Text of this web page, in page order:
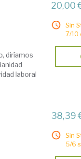
diríamos
laboral
20,00
Sin
7/10
38,39
Sin
5/6